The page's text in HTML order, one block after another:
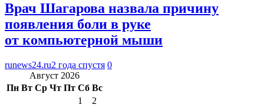
Врач Шагарова назвала причину
появления боли в руке
от компьютерной мыши
runews24.ru2 года спустя 0
Август 2026
Пн Вт Ср Чт Пт Сб Вс
1
2